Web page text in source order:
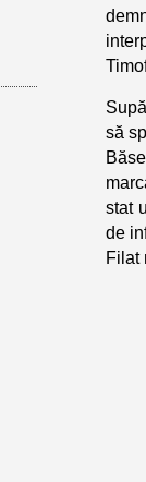
să
stat
de
Filat